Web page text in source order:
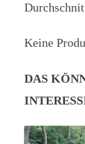
Keine
DAS